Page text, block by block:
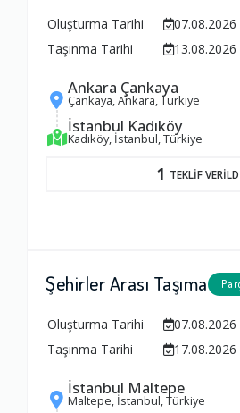
Oluşturma Tarihi
Taşınma Tarihi
13.08.2026
Ankara Çankaya
Çankaya, Ankara, Türkiye
İstanbul Kadıköy
Kadıköy, İstanbul, Türkiye
1 TEKLİF
Şehirler Arası Taşıma
Oluşturma Tarihi
07.08.2026
Taşınma Tarihi
17.08.2026
İstanbul Maltepe
Maltepe, İstanbul, Türkiye
Ambalajlama